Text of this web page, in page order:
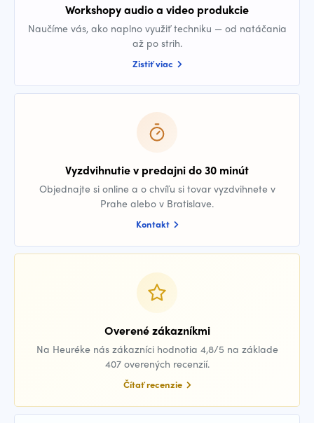
Workshopy audio a video produkcie
Naučíme vás, ako naplno využiť techniku — od natáčania
až po strih.
Zistiť viac
Vyzdvihnutie v predajni do 30 minút
Objednajte si online a o chvíľu si tovar vyzdvihnete v
Prahe alebo v Bratislave.
Kontakt
Overené zákazníkmi
Na Heuréke nás zákazníci hodnotia 4,8/5 na základe
407 overených recenzií.
Čítať recenzie